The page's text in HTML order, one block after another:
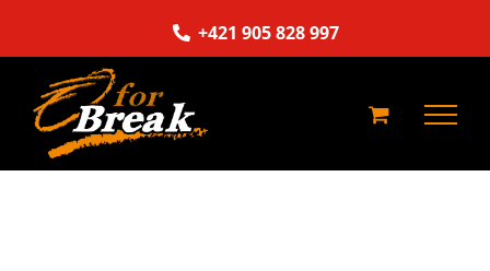
+421 905 828 997